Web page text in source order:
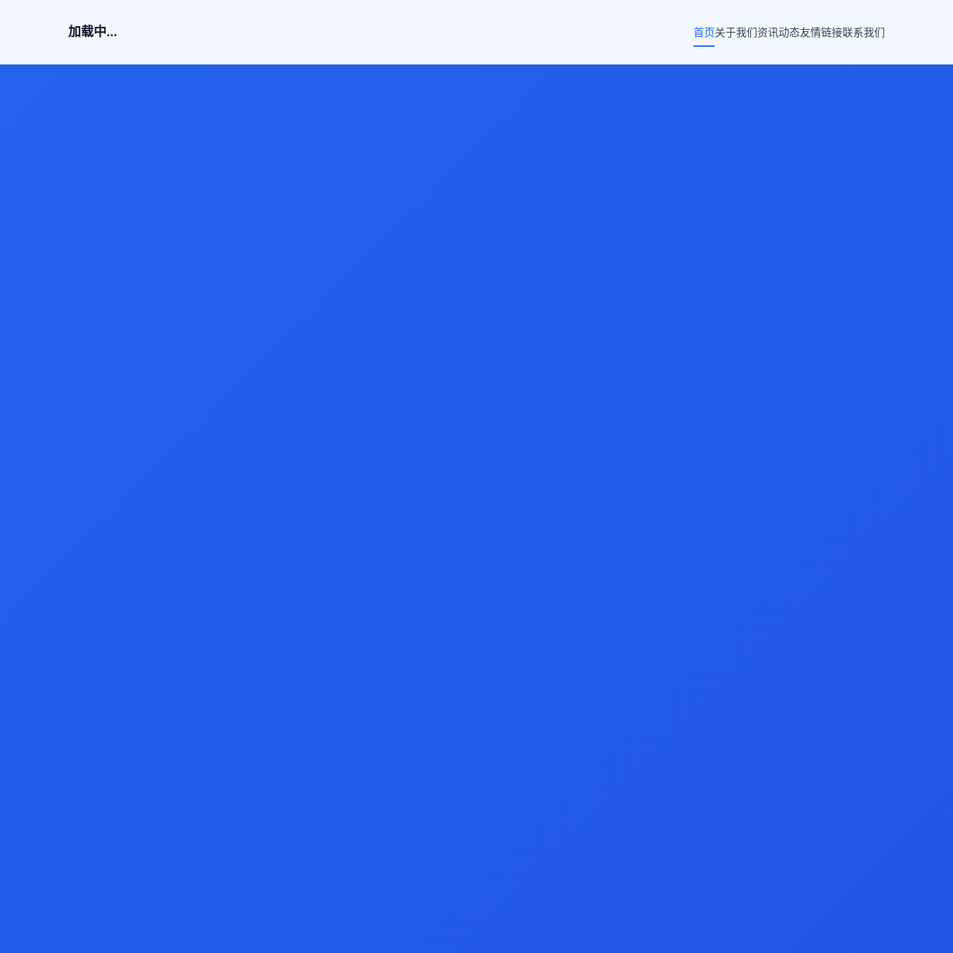
加载中... 首页关于我们资讯动态友情链接联系我们